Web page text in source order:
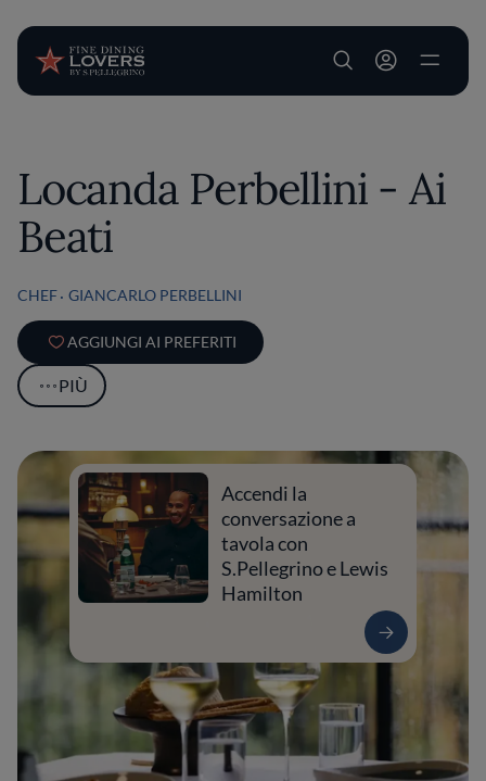
User account
Locanda Perbellini - Ai
Beati
CHEF GIANCARLO PERBELLINI
AGGIUNGI AI PREFERITI
PIÙ
Accendi la
conversazione a
tavola con
S.Pellegrino e Lewis
Hamilton